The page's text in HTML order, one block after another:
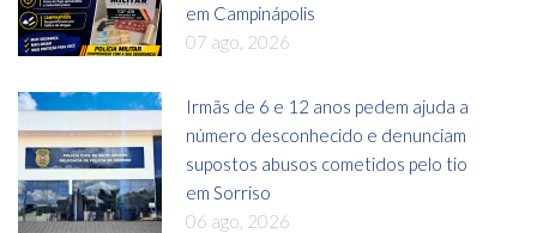
em Campinápolis
07 ago, 2026
Irmãs de 6 e 12 anos pedem ajuda a
número desconhecido e denunciam
supostos abusos cometidos pelo tio
em Sorriso
06 ago, 2026